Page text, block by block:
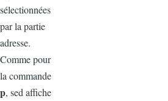
sélectionnées
par la partie
adresse.
Comme pour
la commande
p, sed affiche